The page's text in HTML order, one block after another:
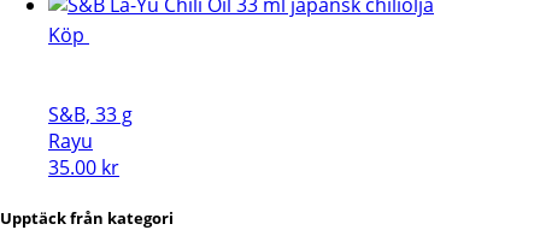
Köp
S&B, 33 g
Rayu
35.00 kr
Upptäck från kategori